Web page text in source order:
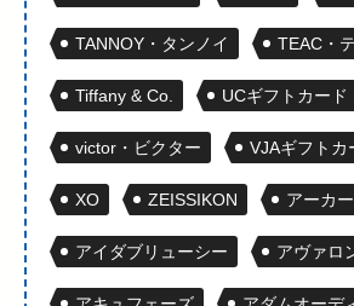
TANNOY・タンノイ TEAC・
Tiffany & Co. UCギフトカード
victor・ビクター VJAギフトカ
XO ZEISSIKON アーカー
アイダブリューシー アヴァロ